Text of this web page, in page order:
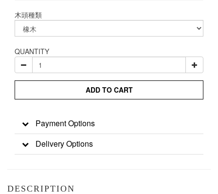
木頭種類
QUANTITY
ADD TO CART
Payment Options
Delivery Options
DESCRIPTION